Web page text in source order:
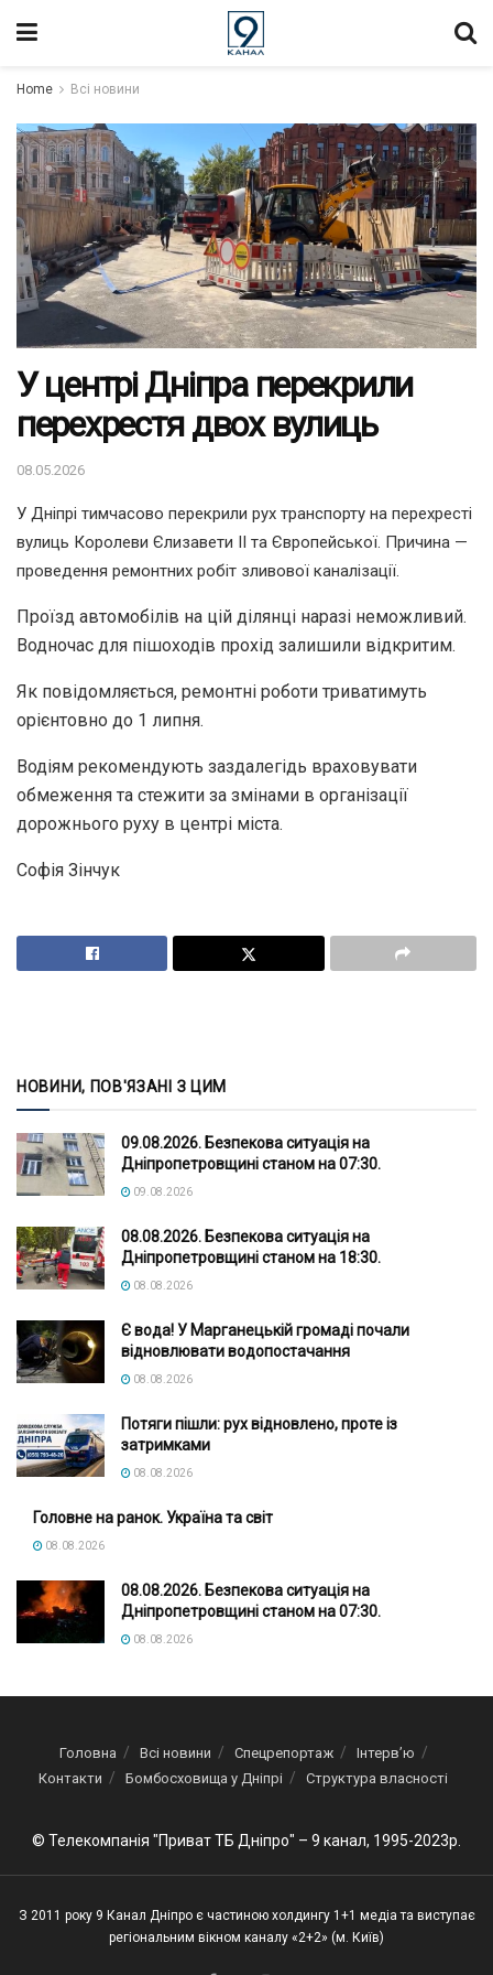
Home Всі новини
У центрі Дніпра перекрили
перехрестя двох вулиць
08.05.2026
У Дніпрі тимчасово перекрили рух транспорту на перехресті
вулиць Королеви Єлизавети II та Європейської. Причина —
проведення ремонтних робіт зливової каналізації.
Проїзд автомобілів на цій ділянці наразі неможливий.
Водночас для пішоходів прохід залишили відкритим.
Як повідомляється, ремонтні роботи триватимуть
орієнтовно до 1 липня.
Водіям рекомендують заздалегідь враховувати
обмеження та стежити за змінами в організації
дорожнього руху в центрі міста.
Софія Зінчук
НОВИНИ, ПОВ'ЯЗАНІ З ЦИМ
09.08.2026. Безпекова ситуація на
Дніпропетровщині станом на 07:30.
09.08.2026
08.08.2026. Безпекова ситуація на
Дніпропетровщині станом на 18:30.
08.08.2026
Є вода! У Марганецькій громаді почали
відновлювати водопостачання
08.08.2026
Потяги пішли: рух відновлено, проте із
затримками
08.08.2026
Головне на ранок. Україна та світ
08.08.2026
08.08.2026. Безпекова ситуація на
Дніпропетровщині станом на 07:30.
08.08.2026
Головна Всі новини Спецрепортаж
Інтерв’ю
Контакти
Бомбосховища у Дніпрі Структура власності
© Телекомпанія "Приват ТБ Дніпро" – 9 канал, 1995-2023р.
З 2011 року 9 Канал Дніпро є частиною холдингу 1+1 медіа та виступає
регіональним вікном каналу «2+2» (м. Київ)